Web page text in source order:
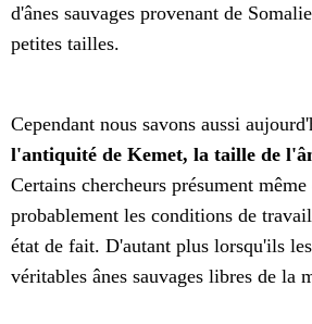
d'ânes sauvages provenant de
petites tailles.
Cependant nous savons aussi
l'antiquité de Kemet, la taille de
Certains chercheurs présument
probablement les conditions de
état de fait. D'autant plus lorsqu'ils
véritables ânes sauvages libres de la